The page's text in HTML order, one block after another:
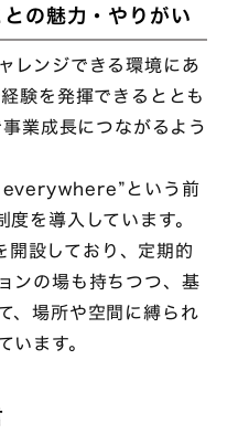
の魅力・やりがい
レンジできる環境にあ
験を発揮できるととも
業成長につながるよう
という前
を導入しています。
設しており、定期的
ンの場も持ちつつ、基
、場所や空間に縛られ
ます。